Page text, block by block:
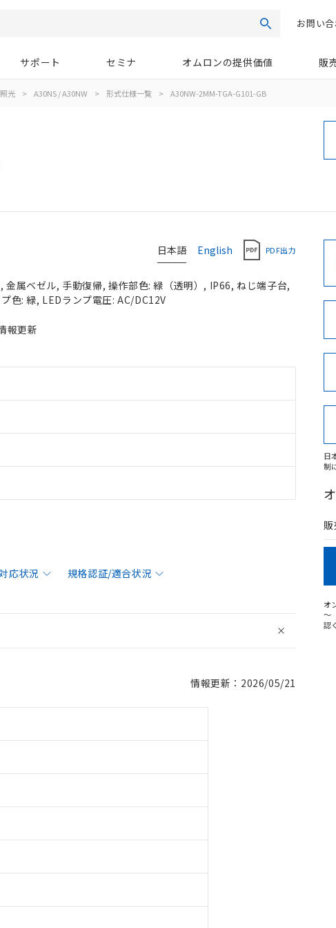
検索お問い
サポート セミナ オムロンの提供価値 販
光 > A30NS / A30NW > 形式仕様一覧 > A30NW-2MM-TGA-G101-GB
日本語 English PDF出力
属ベゼル, 手動復帰, 操作部色: 緑（透明）, IP66, ねじ端子台,
色: 緑, LEDランプ電圧: AC/DC12V
報更新
応状況 規格認証/適合状況
情報更新：2026/05/21
日
制
販
オ
～
認